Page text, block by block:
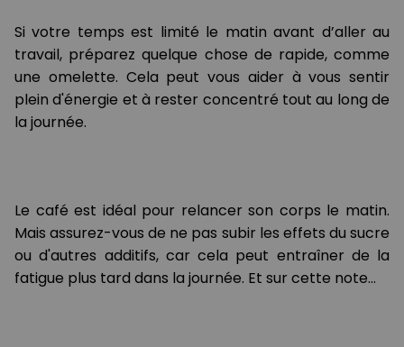
Si votre temps est limité le matin avant d’aller au
travail, préparez quelque chose de rapide, comme
une omelette. Cela peut vous aider à vous sentir
plein d'énergie et à rester concentré tout au long de
la journée.
Le café est idéal pour relancer son corps le matin.
Mais assurez-vous de ne pas subir les effets du sucre
ou d'autres additifs, car cela peut entraîner de la
fatigue plus tard dans la journée. Et sur cette note…